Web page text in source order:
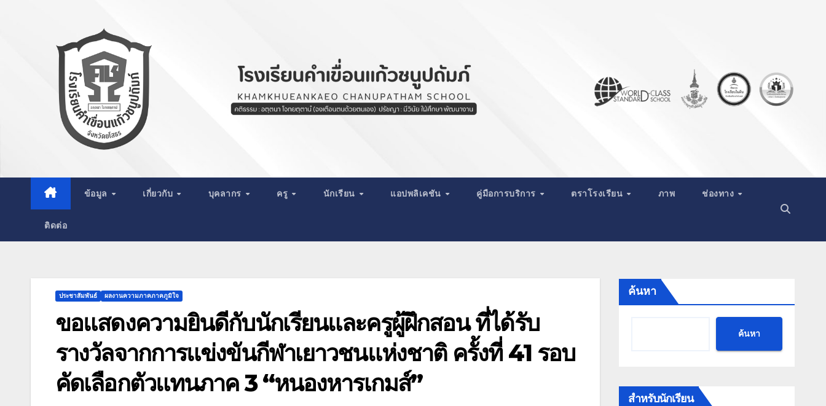
ข้อมูล เกี่ยวกับ บุคลากร ครู นักเรียน แอปพลิเคชัน คู่มือการบริการ ตราโรงเรียน ภาพ ช่องทาง
ติดต่อ
ประชาสัมพันธ์ ผลงานความภาคภาคภูมิใจ
ขอแสดงความยินดีกับนักเรียนและครูผู้ฝึกสอน ที่ได้รับ
รางวัลจากการแข่งขันกีฬาเยาวชนแห่งชาติ ครั้งที่ 41 รอบ
คัดเลือกตัวแทนภาค 3 “หนองหารเกมส์”
ค้นหา
ค้นหา
สำหรับนักเรียน